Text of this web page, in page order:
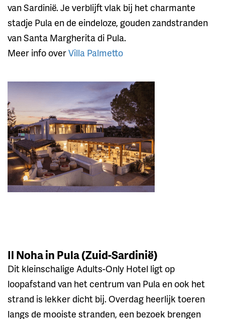
van Sardinië. Je verblijft vlak bij het charmante
stadje Pula en de eindeloze, gouden zandstranden
van Santa Margherita di Pula.
Meer info overVilla Palmetto
Il Noha in Pula (Zuid-Sardinië)
Dit kleinschalige Adults-Only Hotel ligt op
loopafstand van het centrum van Pula en ook het
strand is lekker dicht bij. Overdag heerlijk toeren
langs de mooiste stranden, een bezoek brengen